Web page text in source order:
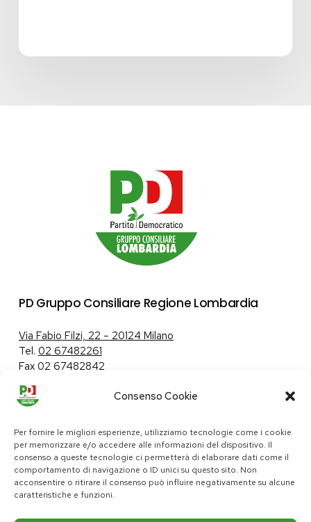
Consenso Cookie
Per fornire le migliori esperienze, utilizziamo tecnologie come i cookie
per memorizzare e/o accedere alle informazioni del dispositivo. Il
consenso a queste tecnologie ci permetterà di elaborare dati come il
comportamento di navigazione o ID unici su questo sito. Non
acconsentire o ritirare il consenso può influire negativamente su alcune
caratteristiche e funzioni.
PD Gruppo Consiliare Regione Lombardia
Via Fabio Filzi, 22 – 20124 Milano
Tel. 02 67482261
Fax 02 67482842
Tutela dei dati personali|Politica sui cookie
pd@consiglio.regione.lombardia.it
ufficiostampa.pd@consiglio.regione.lombardia.it
Pagine Facebook Gruppo Consiliare PD Lombardia
Pagina Instagram Gruppo PD LombardiaPagina Youtube Gruppo PD Lombardia